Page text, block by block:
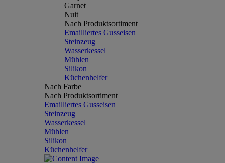
Garnet
Nuit
Nach Produktsortiment
Emailliertes Gusseisen
Steinzeug
Wasserkessel
Mühlen
Silikon
Küchenhelfer
Nach Farbe
Nach Produktsortiment
Emailliertes Gusseisen
Steinzeug
Wasserkessel
Mühlen
Silikon
Küchenhelfer